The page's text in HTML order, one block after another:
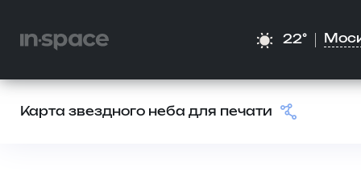
22°
Карта звездного неба для печати